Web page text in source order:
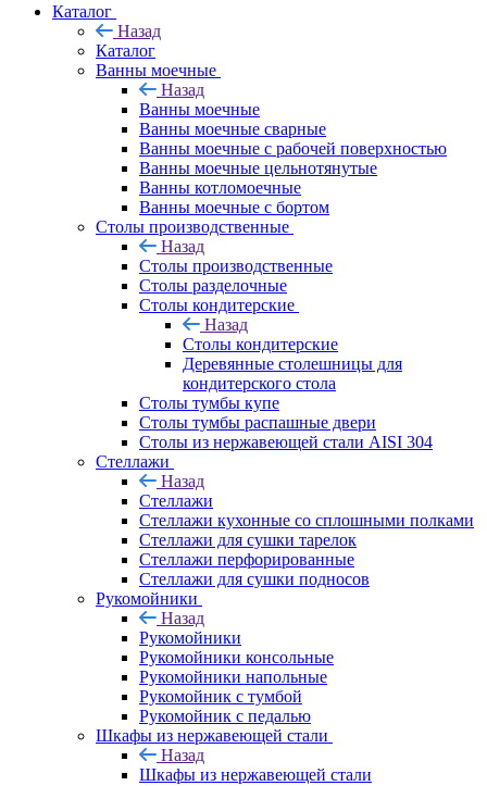
Каталог
Назад
Каталог
Ванны моечные
Назад
Ванны моечные
Ванны моечные сварные
Ванны моечные с рабочей поверхностью
Ванны моечные цельнотянутые
Ванны котломоечные
Ванны моечные с бортом
Столы производственные
Назад
Столы производственные
Столы разделочные
Столы кондитерские
Назад
Столы кондитерские
Деревянные столешницы для
кондитерского стола
Столы тумбы купе
Столы тумбы распашные двери
Столы из нержавеющей стали AISI 304
Стеллажи
Назад
Стеллажи
Стеллажи кухонные со сплошными полками
Стеллажи для сушки тарелок
Стеллажи перфорированные
Стеллажи для сушки подносов
Рукомойники
Назад
Рукомойники
Рукомойники консольные
Рукомойники напольные
Рукомойник с тумбой
Рукомойник с педалью
Шкафы из нержавеющей стали
Назад
Шкафы из нержавеющей стали